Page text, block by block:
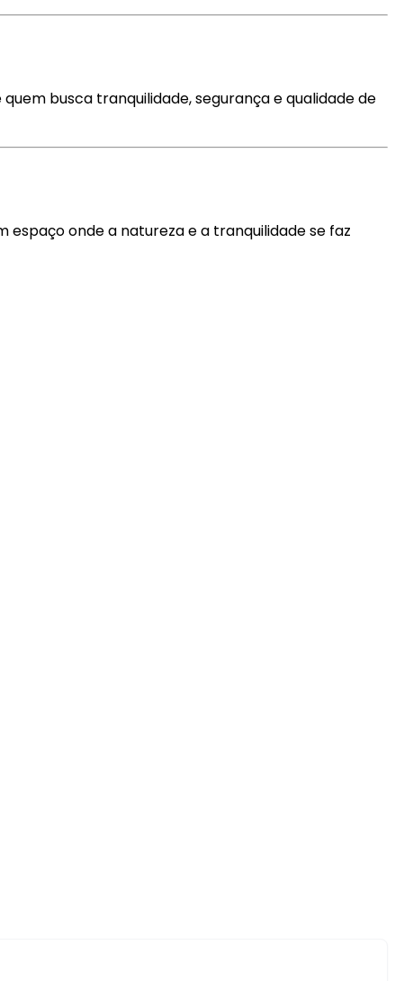
quem busca tranquilidade, segurança e qualidade de
espaço onde a natureza e a tranquilidade se faz